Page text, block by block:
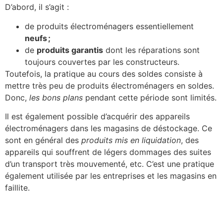
D’abord, il s’agit :
de produits électroménagers essentiellement
neufs ;
de produits garantis dont les réparations sont
toujours couvertes par les constructeurs.
Toutefois, la pratique au cours des soldes consiste à
mettre très peu de produits électroménagers en soldes.
Donc, les bons plans pendant cette période sont limités.
Il est également possible d’acquérir des appareils
électroménagers dans les magasins de déstockage. Ce
sont en général des produits mis en liquidation, des
appareils qui souffrent de légers dommages des suites
d’un transport très mouvementé, etc. C’est une pratique
également utilisée par les entreprises et les magasins en
faillite.